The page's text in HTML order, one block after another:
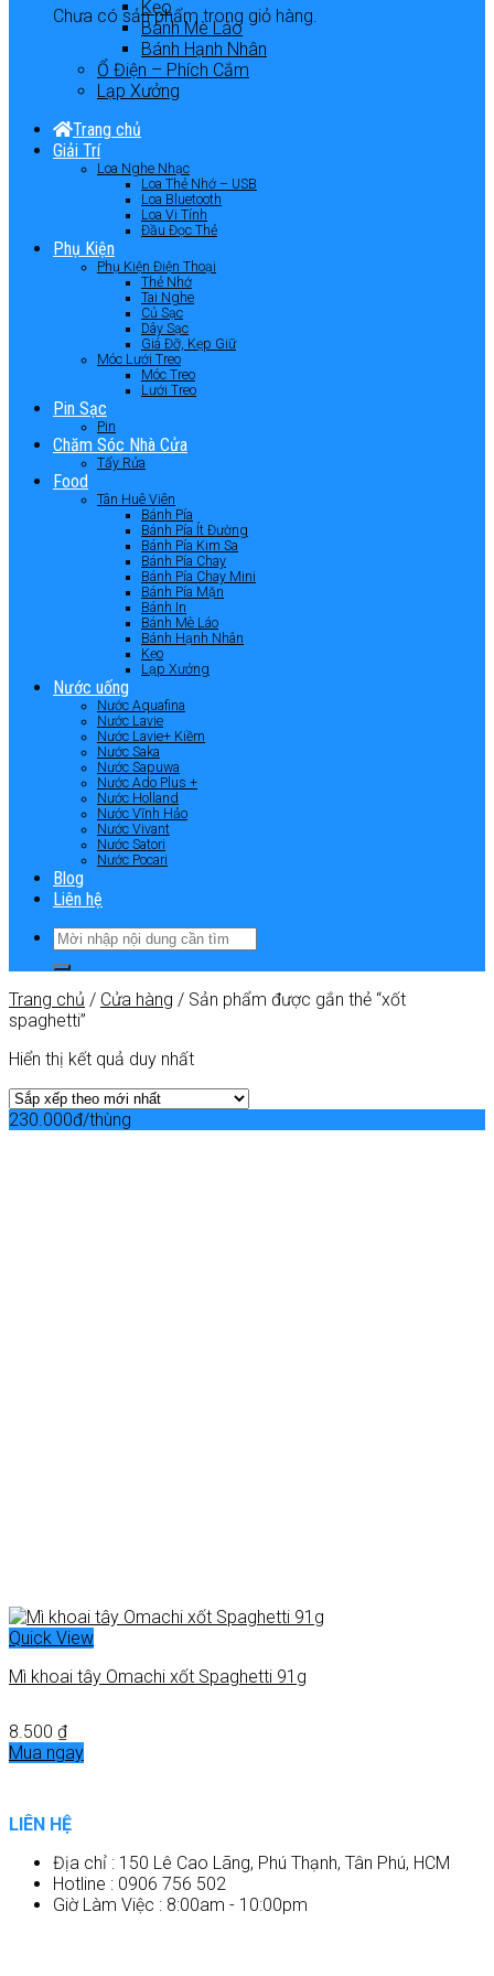
Chưa có sản phẩm trong giỏ hàng.
Kẹo
Bánh Mè Láo
Bánh Hạnh Nhân
Ổ Điện – Phích Cắm
Lạp Xưởng
Trang chủ
Giải Trí
Loa Nghe Nhạc
Loa Thẻ Nhớ – USB
Loa Bluetooth
Loa Vi Tính
Đầu Đọc Thẻ
Phụ Kiện
Phụ Kiện Điện Thoại
Thẻ Nhớ
Tai Nghe
Củ Sạc
Dây Sạc
Giá Đỡ, Kẹp Giữ
Móc Lưới Treo
Móc Treo
Lưới Treo
Pin Sạc
Pin
Chăm Sóc Nhà Cửa
Tẩy Rửa
Food
Tân Huê Viên
Bánh Pía
Bánh Pía Ít Đường
Bánh Pía Kim Sa
Bánh Pía Chay
Bánh Pía Chay Mini
Bánh Pía Mặn
Bánh In
Bánh Mè Láo
Bánh Hạnh Nhân
Kẹo
Lạp Xưởng
Nước uống
Nước Aquafina
Nước Lavie
Nước Lavie+ Kiềm
Nước Saka
Nước Sapuwa
Nước Ado Plus +
Nước Holland
Nước Vĩnh Hảo
Nước Vivant
Nước Satori
Nước Pocari
Blog
Liên hệ
Trang chủ / Cửa hàng / Sản phẩm được gắn thẻ “xốt
spaghetti”
Hiển thị kết quả duy nhất
230.000đ/thùng
Quick View
Mì khoai tây Omachi xốt Spaghetti 91g
8.500 ₫
Mua ngay
LIÊN HỆ
Địa chỉ : 150 Lê Cao Lãng, Phú Thạnh, Tân Phú, HCM
Hotline : 0906 756 502
Giờ Làm Việc : 8:00am - 10:00pm